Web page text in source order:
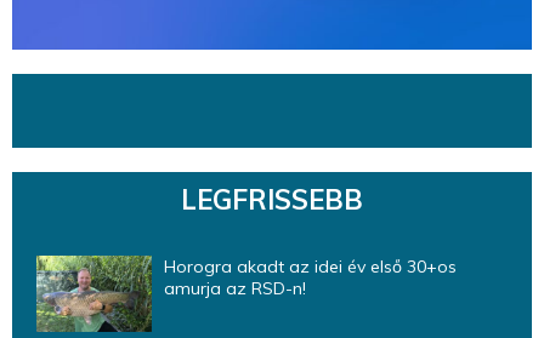
LEGFRISSEBB
Horogra akadt az idei év első 30+os
amurja az RSD-n!